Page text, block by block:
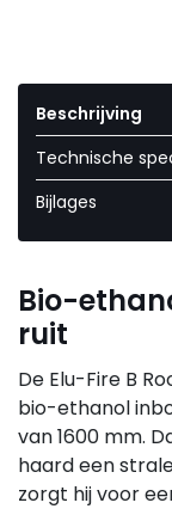
Beschrijving
Technische
Bijlages
Bio-
ruit
De Elu-Fire B
bio-ethanol
van 1600 mm.
haard een
zorgt hij voor